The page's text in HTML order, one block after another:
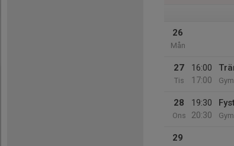
26
Mån
27
Tis
16:00
17:00
28
Ons
19:30
20:30
29